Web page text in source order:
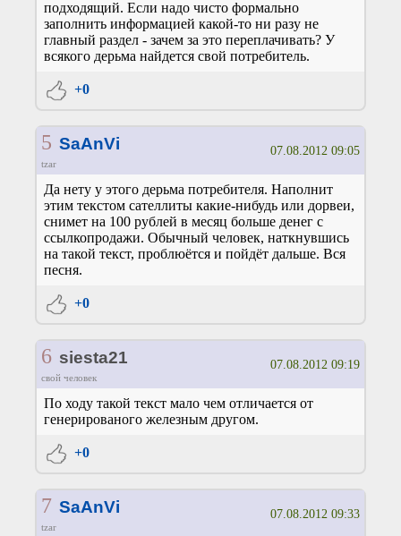
подходящий. Если надо чисто формально
заполнить информацией какой-то ни разу не
главный раздел - зачем за это переплачивать? У
всякого дерьма найдется свой потребитель.
+0
5 SaAnVi
tzar
07.08.2012 09:05
Да нету у этого дерьма потребителя. Наполнит
этим текстом сателлиты какие-нибудь или дорвеи,
снимет на 100 рублей в месяц больше денег с
ссылкопродажи. Обычный человек, наткнувшись
на такой текст, проблюётся и пойдёт дальше. Вся
песня.
+0
6 siesta21
свой человек
07.08.2012 09:19
По ходу такой текст мало чем отличается от
генерированого железным другом.
+0
7 SaAnVi
tzar
07.08.2012 09:33